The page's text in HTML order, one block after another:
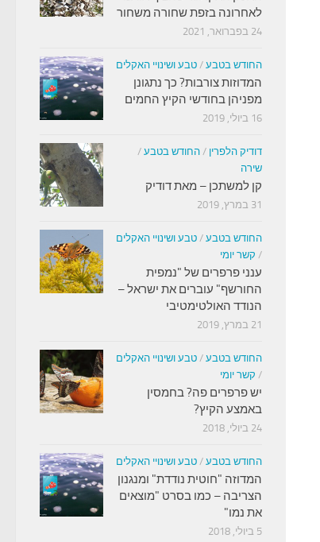
לאחרונה בזפת שחורה משחור
24 בפברואר, 2021
החודש בטבע / טבע ושינויי האקלים
המדוזות צורבות? כך נתגונן
מפניהן בחודשי הקיץ החמים
16 ביולי, 2019
דודיק הלפרין / החודש בטבע /
שירה
קן למשתכן – מאת דודיק
31 במרץ, 2019
החודש בטבע / טבע ושינויי האקלים
/ קשר יומי
ענני פרפרים של "נמפית
החורשף" עוברים את ישראל –
הנודד האולטימטיבי
21 במרץ, 2019
החודש בטבע / טבע ושינויי האקלים
/ קשר יומי
יש פרפרים פה? בחמסין
באמצע הקיץ?
24 ביולי, 2018
החודש בטבע / טבע ושינויי האקלים
המדוזה "חוטית נודדת" ומנגנון
הצריבה – כמו בסרט "מוצאים
את נמו"
5 ביולי, 2018